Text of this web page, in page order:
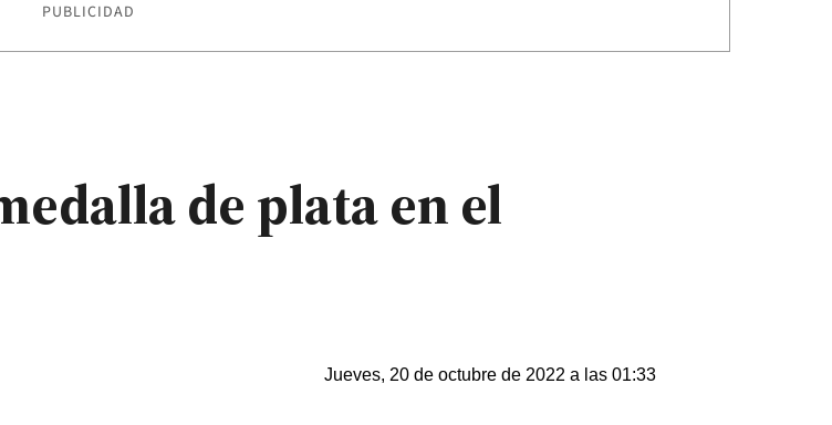
PUBLICIDAD
de plata en el
Jueves, 20 de octubre de 2022 a las 01:33